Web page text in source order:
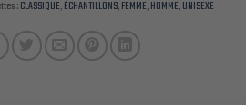
:CLASSIQUE,ÉCHANTILLONS,FEMME,HOMME,UNISEXE